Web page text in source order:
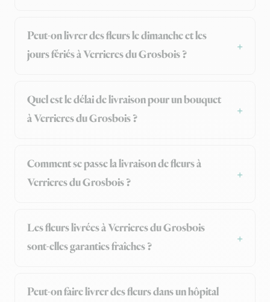
Peut-on livrer des fleurs le dimanche et les
jours fériés à Verrieres du Grosbois ?
Quel est le délai de livraison pour un bouquet
à Verrieres du Grosbois ?
Comment se passe la livraison de fleurs à
Verrieres du Grosbois ?
Les fleurs livrées à Verrieres du Grosbois
sont-elles garanties fraîches ?
Peut-on faire livrer des fleurs dans un hôpital